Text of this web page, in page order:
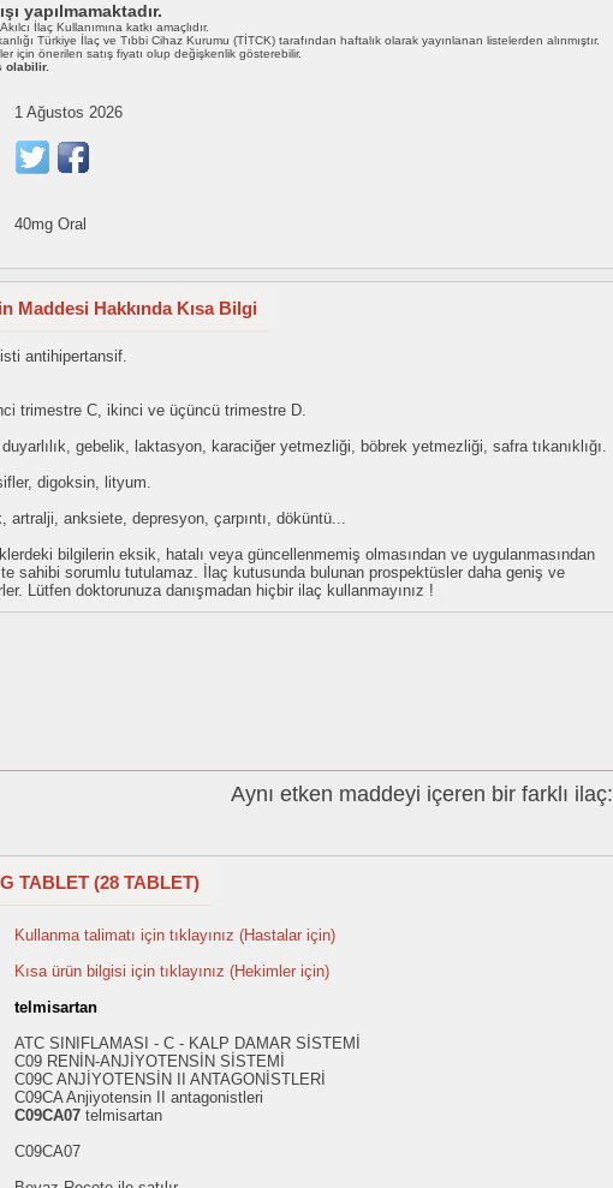
yapılmamaktadır.
İlaç Kullanımına katkı amaçlıdır.
Türkiye İlaç ve Tıbbi Cihaz Kurumu (TİTCK) tarafından haftalık olarak yayınlanan listelerden alınmıştır.
için önerilen satış fiyatı olup değişkenlik gösterebilir.
olabilir.
1 Ağustos 2026
40mg Oral
Maddesi Hakkında Kısa Bilgi
antihipertansif.
trimestre C, ikinci ve üçüncü trimestre D.
gebelik, laktasyon, karaciğer yetmezliği, böbrek yetmezliği, safra tıkanıklığı.
digoksin, lityum.
artralji, anksiete, depresyon, çarpıntı, döküntü...
bilgilerin eksik, hatalı veya güncellenmemiş olmasından ve uygulanmasından
sahibi sorumlu tutulamaz. İlaç kutusunda bulunan prospektüsler daha geniş ve
Lütfen doktorunuza danışmadan hiçbir ilaç kullanmayınız !
Aynı etken maddeyi içeren bir farklı ilaç:
TABLET (28 TABLET)
Kullanma talimatı için tıklayınız (Hastalar için)
Kısa ürün bilgisi için tıklayınız (Hekimler için)
telmisartan
ATC SINIFLAMASI - C - KALP DAMAR SİSTEMİ
C09 RENİN-ANJİYOTENSİN SİSTEMİ
C09C ANJİYOTENSİN II ANTAGONİSTLERİ
C09CA Anjiyotensin II antagonistleri
C09CA07 telmisartan
C09CA07